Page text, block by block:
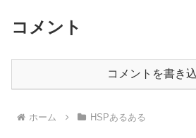
コメント
コメントを書き
ホーム HSPあるある